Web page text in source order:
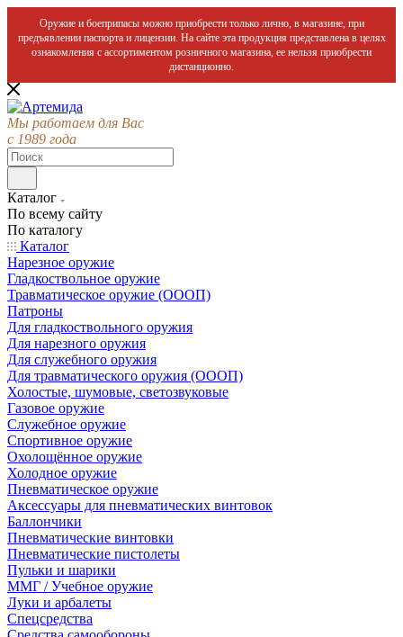
Оружие и боеприпасы можно приобрести только лично, в магазине, при
предъявлении паспорта и лицензии. На сайте эта продукция представлена в целях
ознакомления с ассортиментом розничного магазина, ее нельзя приобрести
дистанционно.
Мы работаем для Вас
с 1989 года
Каталог
По всему сайту
По каталогу
Каталог
Нарезное оружие
Гладкоствольное оружие
Травматическое оружие (ОООП)
Патроны
Для гладкоствольного оружия
Для нарезного оружия
Для служебного оружия
Для травматического оружия (ОООП)
Холостые, шумовые, светозвуковые
Газовое оружие
Служебное оружие
Спортивное оружие
Охолощённое оружие
Холодное оружие
Пневматическое оружие
Аксессуары для пневматических винтовок
Баллончики
Пневматические винтовки
Пневматические пистолеты
Пульки и шарики
ММГ / Учебное оружие
Луки и арбалеты
Спецсредства